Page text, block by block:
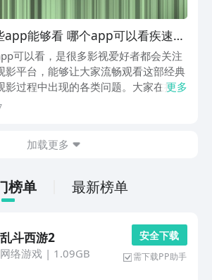
app能够看 哪个app可以看疾速追
可以看，是很多影视爱好者都会关注
影平台，能够让大家流畅观看这部经典
影过程中出现的各类问题。大家在挑选
先青睐资源齐全，运行稳定，使用体
更多
加载更多
榜单 最新榜单
乱斗西游2
网络游戏| 1.09GB
安 全 下 载
需下载PP助手